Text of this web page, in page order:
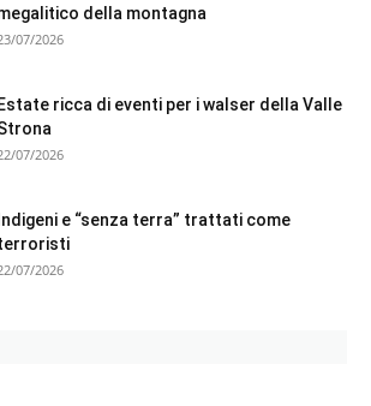
della montagna
07/2026
Estate ricca di eventi per i walser della Valle
07/2026
Indigeni e “senza terra” trattati come
07/2026